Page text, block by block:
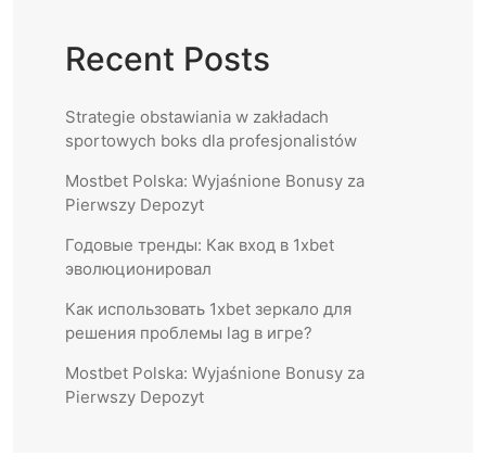
Recent Posts
Strategie obstawiania w zakładach
sportowych boks dla profesjonalistów
Mostbet Polska: Wyjaśnione Bonusy za
Pierwszy Depozyt
Годовые тренды: Как вход в 1xbet
эволюционировал
Как использовать 1xbet зеркало для
решения проблемы lag в игре?
Mostbet Polska: Wyjaśnione Bonusy za
Pierwszy Depozyt